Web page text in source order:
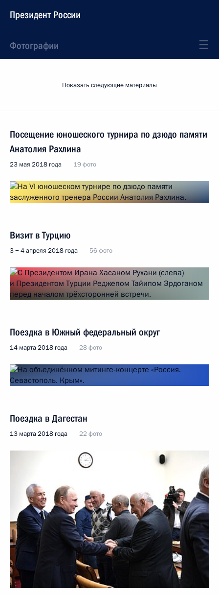
Президент России
Фотографии
Показать следующие материалы
Посещение юношеского турнира по дзюдо памяти
Анатолия Рахлина
23 мая 2018 года 19 фото
Визит в Турцию
3 − 4 апреля 2018 года 56 фото
Поездка в Южный федеральный округ
14 марта 2018 года 28 фото
Поездка в Дагестан
13 марта 2018 года 22 фото